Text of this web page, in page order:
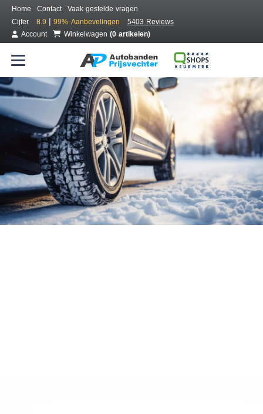
Home Contact
Vaak gestelde vragen
Cijfer
8.9 | 99% Aanbevelingen
5403 Reviews
Account
Winkelwagen (0 artikelen)
Bestel voordelig winterbanden
Gratis bezorgd of montage bij jou in de buurt
Seizoen:
Merken: